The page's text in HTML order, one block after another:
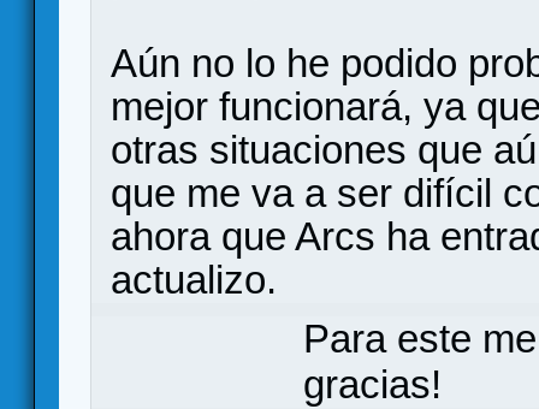
Aún no lo he podido
mejor funcionará, ya
otras situaciones que
que me va a ser difícil
ahora que Arcs ha
actualizo.
Para este
gracias!